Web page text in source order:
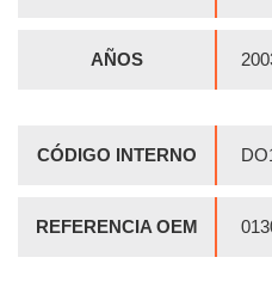
AÑOS
CÓDIGO INTERNO
REFERENCIA OEM